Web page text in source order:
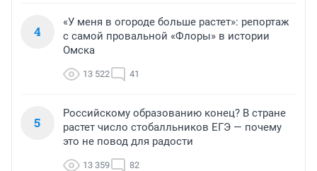
4
«У меня в огороде больше растет»: репортаж
с самой провальной «Флоры» в истории
Омска
13 522 41
5
Российскому образованию конец? В стране
растет число стобалльников ЕГЭ — почему
это не повод для радости
13 359 82